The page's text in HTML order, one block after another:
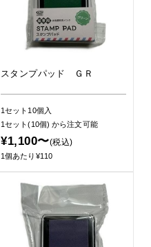
スタンプパッド ＧＲ
1セット10個入
1セット(10個)から注文可能
¥1,100〜(税込)
1個あたり¥110